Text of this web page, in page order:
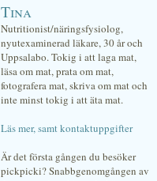
Tina
Nutritionist/näringsfysiolog,
nyutexaminerad läkare, 30 år och
Uppsalabo. Tokig i att laga mat,
läsa om mat, prata om mat,
fotografera mat, skriva om mat och
inte minst tokig i att äta mat.
Läs mer, samt kontaktuppgifter
Är det första gången du besöker
pickpicki? Snabbgenomgången av